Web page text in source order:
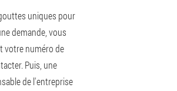
uniques pour
demande, vous
votre numéro de
Puis, une
de l'entreprise